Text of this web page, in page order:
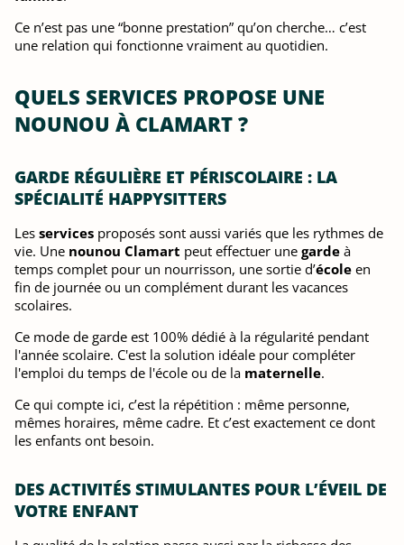
Ce n’est pas une “bonne prestation” qu’on cherche… c’est
une relation qui fonctionne vraiment au quotidien.
QUELS SERVICES PROPOSE UNE
NOUNOU À CLAMART ?
GARDE RÉGULIÈRE ET PÉRISCOLAIRE : LA
SPÉCIALITÉ HAPPYSITTERS
Les services proposés sont aussi variés que les rythmes de
vie. Une nounou Clamart peut effectuer une garde à
temps complet pour un nourrisson, une sortie d’école en
fin de journée ou un complément durant les vacances
scolaires.
Ce mode de garde est 100% dédié à la régularité pendant
l'année scolaire. C'est la solution idéale pour compléter
l'emploi du temps de l'école ou de la maternelle.
Ce qui compte ici, c’est la répétition : même personne,
mêmes horaires, même cadre. Et c’est exactement ce dont
les enfants ont besoin.
DES ACTIVITÉS STIMULANTES POUR L’ÉVEIL DE
VOTRE ENFANT